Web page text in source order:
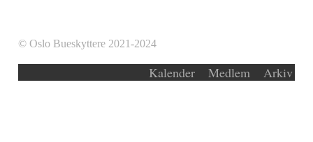
© Oslo Bueskyttere 2021-2024
Kalender Medlem Arkiv